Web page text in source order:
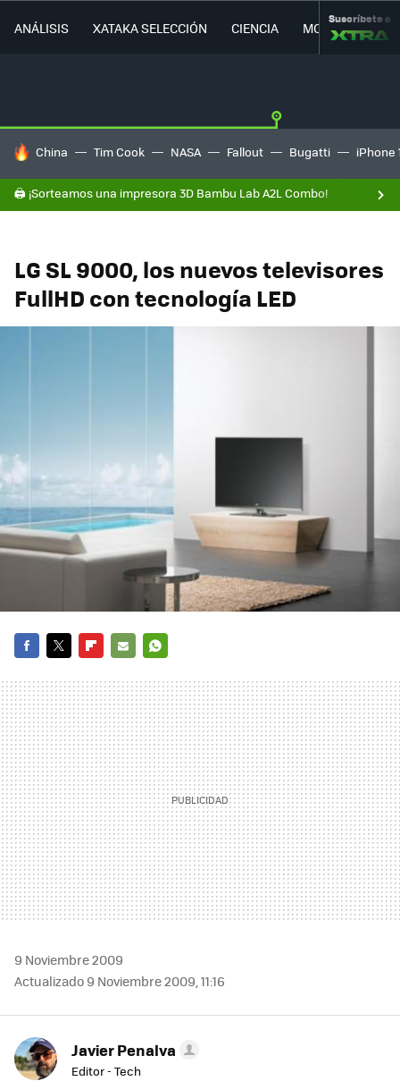
ANÁLISIS XATAKA SELECCIÓN CIENCIA MOVILIDAD
Suscríbete a
HOY SE HABLA DE
China Tim Cook NASA Fallout Bugatti iPhone
🖨️ ¡Sorteamos una impresora 3D Bambu Lab A2L Combo!
LG SL 9000, los nuevos televisores
FullHD con tecnología LED
MAIL
9 Noviembre 2009
Actualizado 9 Noviembre 2009, 11:16
Javier Penalva
Editor - Tech